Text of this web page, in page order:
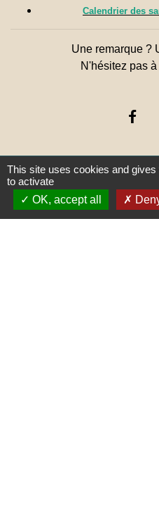
Calendrier des
Une remarque ?
N'hésitez pas
Liens
This site uses cookies and
to activate
OK, accept all